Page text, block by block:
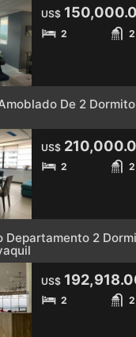
US$
2 2
De 2
US$
2 2
Departamento 2
US$
2 2